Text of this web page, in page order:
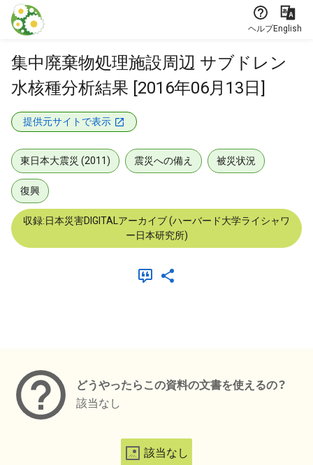
本文に飛ぶ
ヘルプEnglish
集中廃棄物処理施設周辺 サブドレン
水核種分析結果 [2016年06月13日]
提供元サイトで表示
東日本大震災 (2011) 震災への備え 被災状況
復興
収録:日本災害DIGITALアーカイブ (ハーバード大学ライシャワ
ー日本研究所)
どうやったらこの資料の文書を使えるの？
該当なし
該当なし